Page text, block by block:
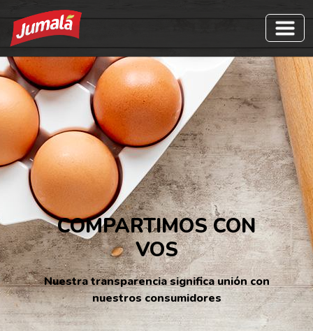
COMPARTIMOS CON
VOS
Nuestra transparencia significa unión con
nuestros consumidores